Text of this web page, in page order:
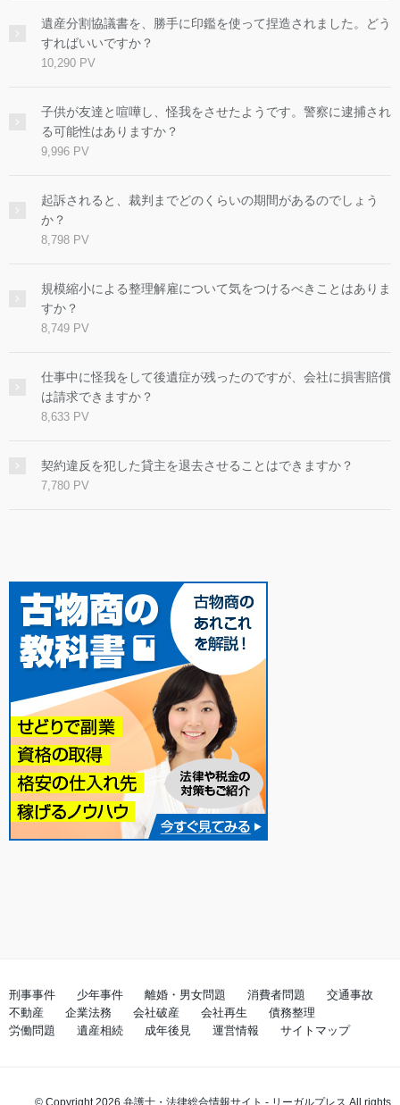
遺産分割協議書を、勝手に印鑑を使って捏造されました。どう
すればいいですか？
10,290 PV
子供が友達と喧嘩し、怪我をさせたようです。警察に逮捕され
る可能性はありますか？
9,996 PV
起訴されると、裁判までどのくらいの期間があるのでしょう
か？
8,798 PV
規模縮小による整理解雇について気をつけるべきことはありま
すか？
8,749 PV
仕事中に怪我をして後遺症が残ったのですが、会社に損害賠償
は請求できますか？
8,633 PV
契約違反を犯した貸主を退去させることはできますか？
7,780 PV
刑事事件 少年事件 離婚・男女問題 消費者問題
交通事故
不動産
企業法務 会社破産 会社再生
債務整理
労働問題
遺産相続 成年後見 運営情報 サイトマップ
© Copyright 2026 弁護士・法律総合情報サイト - リーガルプレス All rights